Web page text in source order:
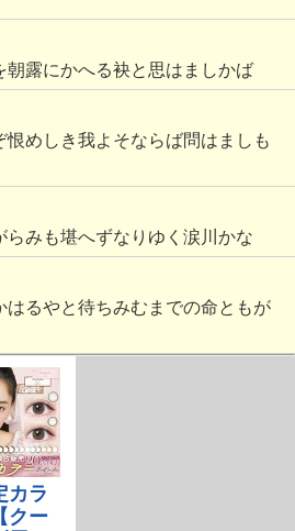
朝露にかへる袂と思はましかば
めしき我よそならば問はましも
らみも堪へずなりゆく涙川かな
はるやと待ちみむまでの命ともが